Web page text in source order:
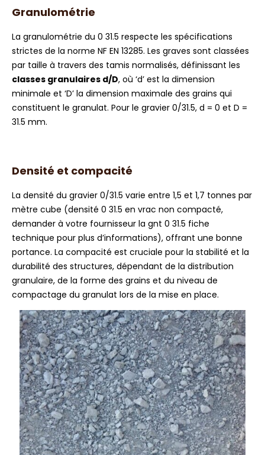
Granulométrie
La granulométrie du 0 31.5 respecte les spécifications
strictes de la norme NF EN 13285. Les graves sont classées
par taille à travers des tamis normalisés, définissant les
classes granulaires d/D, où ‘d’ est la dimension
minimale et ‘D’ la dimension maximale des grains qui
constituent le granulat. Pour le gravier 0/31.5, d = 0 et D =
31.5 mm.
Densité et compacité
La densité du gravier 0/31.5 varie entre 1,5 et 1,7 tonnes par
mètre cube (densité 0 31.5 en vrac non compacté,
demander à votre fournisseur la gnt 0 31.5 fiche
technique pour plus d’informations), offrant une bonne
portance. La compacité est cruciale pour la stabilité et la
durabilité des structures, dépendant de la distribution
granulaire, de la forme des grains et du niveau de
compactage du granulat lors de la mise en place.